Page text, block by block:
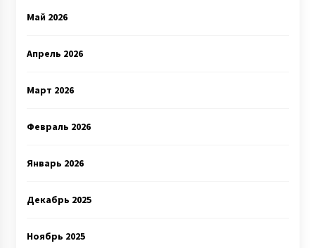
Май 2026
Апрель 2026
Март 2026
Февраль 2026
Январь 2026
Декабрь 2025
Ноябрь 2025